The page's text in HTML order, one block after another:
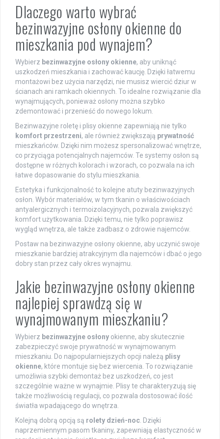
Dlaczego warto wybrać
bezinwazyjne osłony okienne do
mieszkania pod wynajem?
Wybierz bezinwazyjne osłony okienne, aby uniknąć
uszkodzeń mieszkania i zachować kaucję. Dzięki łatwemu
montażowi bez użycia narzędzi, nie musisz wiercić dziur w
ścianach ani ramkach okiennych. To idealne rozwiązanie dla
wynajmujących, ponieważ osłony można szybko
zdemontować i przenieść do nowego lokum.
Bezinwazyjne roletę i plisy okienne zapewniają nie tylko
komfort przestrzeni, ale również zwiększają prywatność
mieszkańców. Dzięki nim możesz spersonalizować wnętrze,
co przyciąga potencjalnych najemców. Te systemy osłon są
dostępne w różnych kolorach i wzorach, co pozwala na ich
łatwe dopasowanie do stylu mieszkania.
Estetyka i funkcjonalność to kolejne atuty bezinwazyjnych
osłon. Wybór materiałów, w tym tkanin o właściwościach
antyalergicznych i termoizolacyjnych, pozwala zwiększyć
komfort użytkowania. Dzięki temu, nie tylko poprawisz
wygląd wnętrza, ale także zadbasz o zdrowie najemców.
Postaw na bezinwazyjne osłony okienne, aby uczynić swoje
mieszkanie bardziej atrakcyjnym dla najemców i dbać o jego
dobry stan przez cały okres wynajmu.
Jakie bezinwazyjne osłony okienne
najlepiej sprawdzą się w
wynajmowanym mieszkaniu?
Wybierz bezinwazyjne osłony okienne, aby skutecznie
zabezpieczyć swoje prywatność w wynajmowanym
mieszkaniu. Do najpopularniejszych opcji należą plisy
okienne, które montuje się bez wiercenia. To rozwiązanie
umożliwia szybki demontaż bez uszkodzeń, co jest
szczególnie ważne w wynajmie. Plisy te charakteryzują się
także możliwością regulacji, co pozwala dostosować ilość
światła wpadającego do wnętrza.
Kolejną dobrą opcją są rolety dzień-noc . Dzięki
naprzemiennym pasom tkaniny, zapewniają elastyczność w